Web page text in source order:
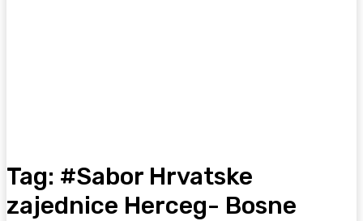
Tag: #Sabor Hrvatske
zajednice Herceg- Bosne